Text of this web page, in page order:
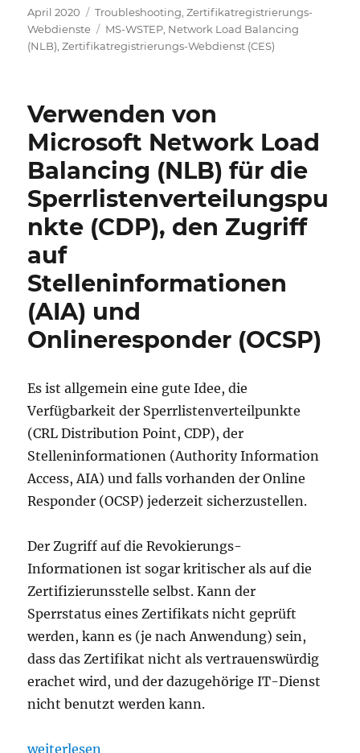
Veröffentlicht
am
April 2020 Kategorien
Troubleshooting,Zertifikatregistrierungs-
Webdienste
Schlagwörter
MS-WSTEP, Network Load Balancing
(NLB),Zertifikatregistrierungs-Webdienst (CES)
Verwenden von
Microsoft Network Load
Balancing (NLB) für die
Sperrlistenverteilungspu
nkte (CDP), den Zugriff
auf
Stelleninformationen
(AIA) und
Onlineresponder (OCSP)
Es ist allgemein eine gute Idee, die
Verfügbarkeit der Sperrlistenverteilpunkte
(CRL Distribution Point, CDP), der
Stelleninformationen (Authority Information
Access, AIA) und falls vorhanden der Online
Responder (OCSP) jederzeit sicherzustellen.
Der Zugriff auf die Revokierungs-
Informationen ist sogar kritischer als auf die
Zertifizierunsstelle selbst. Kann der
Sperrstatus eines Zertifikats nicht geprüft
werden, kann es (je nach Anwendung) sein,
dass das Zertifikat nicht als vertrauenswürdig
erachet wird, und der dazugehörige IT-Dienst
nicht benutzt werden kann.
„Verwenden von Microsoft Network Load
weiterlesen